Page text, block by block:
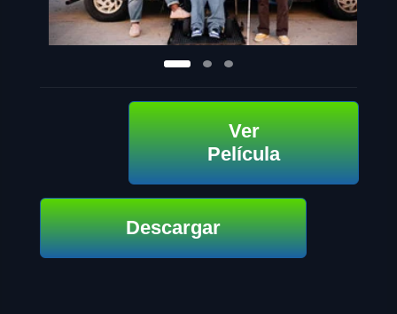
Ver
Película
Descargar